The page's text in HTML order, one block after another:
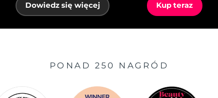
Dowiedz się więcej Kup teraz
PONAD 250 NAGRÓD